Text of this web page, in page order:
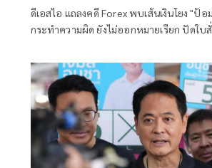
ดีเอสไอ แถลงคดี Forex พบเส้นเงินโยง "ป้อ
กระทำความผิด ยังไม่ออกหมายเรียก ปัดใบสั่